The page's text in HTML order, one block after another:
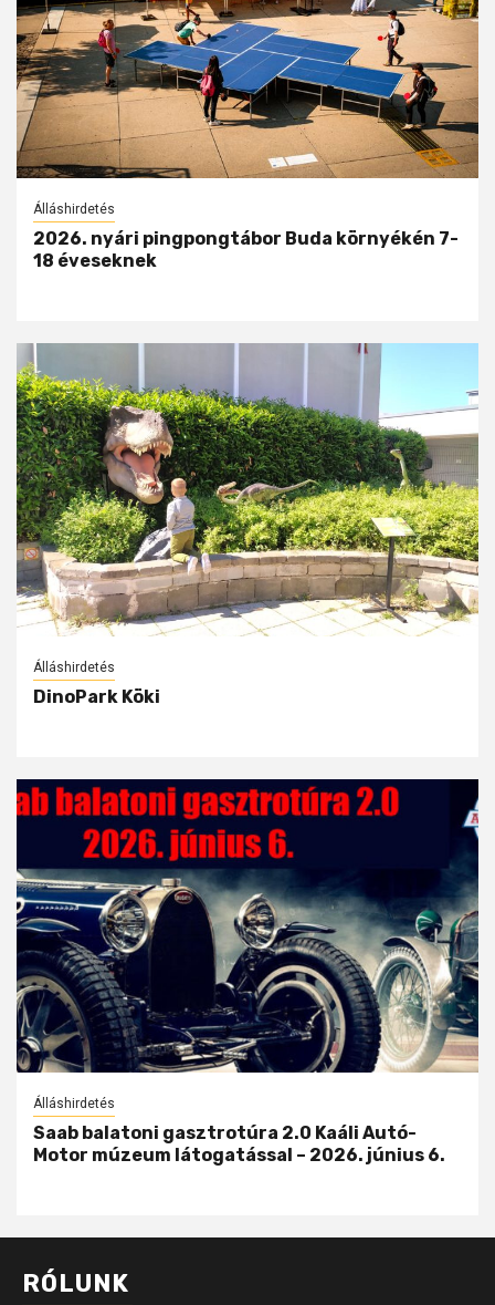
Álláshirdetés
2026. nyári pingpongtábor Buda környékén 7-
18 éveseknek
Álláshirdetés
DinoPark Köki
Álláshirdetés
Saab balatoni gasztrotúra 2.0 Kaáli Autó-
Motor múzeum látogatással – 2026. június 6.
RÓLUNK